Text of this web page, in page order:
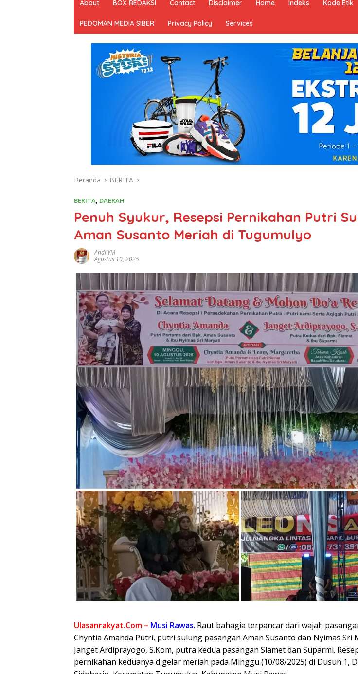
About BOX REDAKSI Contact Disclaimer Home Indeks Kode Etik
PEDOMAN MEDIA SIBER Privacy Policy Services
Beranda BERITA
BERITA, DAERAH
Penuh Syukur, Resepsi Pernikahan Putri
Aman Susanto Meriah di Tugumulyo
Andi YM
Agustus 10, 2025
Ulasanrakyat.Com – Musi Rawas. Raut bahagia terpancar dari wajah
Chyntia Amanda Putri, putri sulung pasangan Aman Susanto dan Nyimas Sri
Janget Ardiprayogo, S.Kom, putra kedua pasangan Slamet dan Suparmi.
pernikahan keduanya digelar meriah pada Minggu (10/08/2025) di Dusun 1,